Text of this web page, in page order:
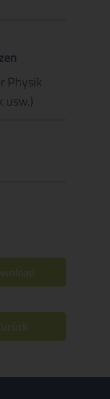
Physik
usw.)